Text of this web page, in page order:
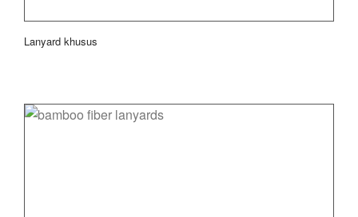
Lanyard khusus